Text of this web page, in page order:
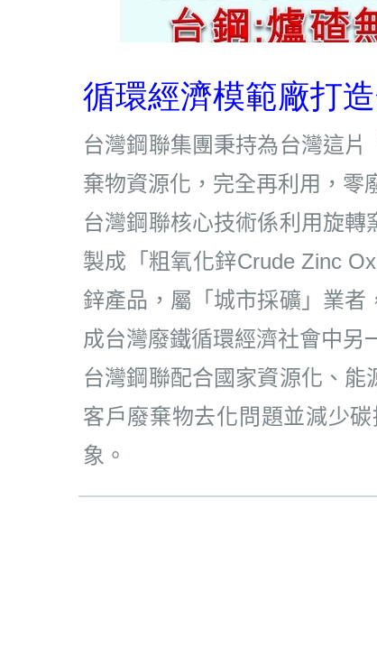
循環經濟模範廠打
台灣鋼聯集團秉持為台灣這
棄物資源化，完全再利用，零
台灣鋼聯核心技術係利用旋
製成「粗氧化鋅Crude Zinc
鋅產品，屬「城市採礦」業
成台灣廢鐵循環經濟社會中另
台灣鋼聯配合國家資源化、
客戶廢棄物去化問題並減少
象。